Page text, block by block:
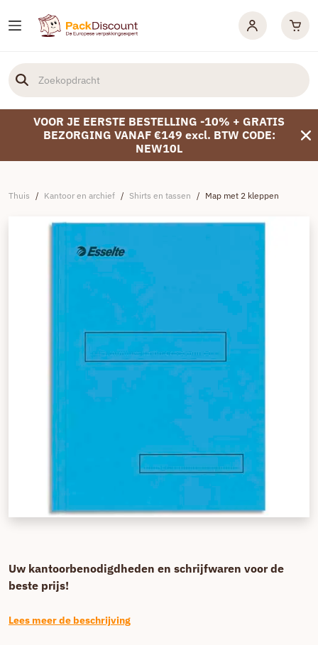
VOOR JE EERSTE BESTELLING -10% + GRATIS
BEZORGING VANAF €149 excl. BTW CODE:
NEW10L
Thuis / Kantoor en archief / Shirts en tassen / Map met 2 kleppen
Uw kantoorbenodigdheden en schrijfwaren voor de
beste prijs!
Lees meer de beschrijving